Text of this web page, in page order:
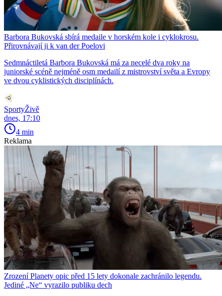
Barbora Bukovská sbírá medaile v horském kole i cyklokrosu.
Přirovnávají ji k van der Poelovi
Sedmnáctiletá Barbora Bukovská má za necelé dva roky na
juniorské scéně nejméně osm medailí z mistrovství světa a Evropy
ve dvou cyklistických disciplínách.
SportyŽivě
dnes, 17:10
4 min
Reklama
Zrození Planety opic před 15 lety dokonale zachránilo legendu.
Jediné „Ne“ vyrazilo publiku dech